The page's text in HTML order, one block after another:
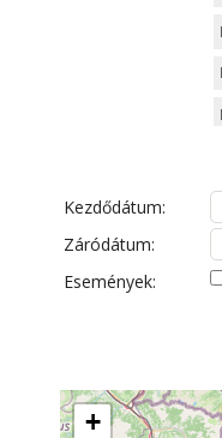
Kezdődátum:
Záródátum:
Események:
+